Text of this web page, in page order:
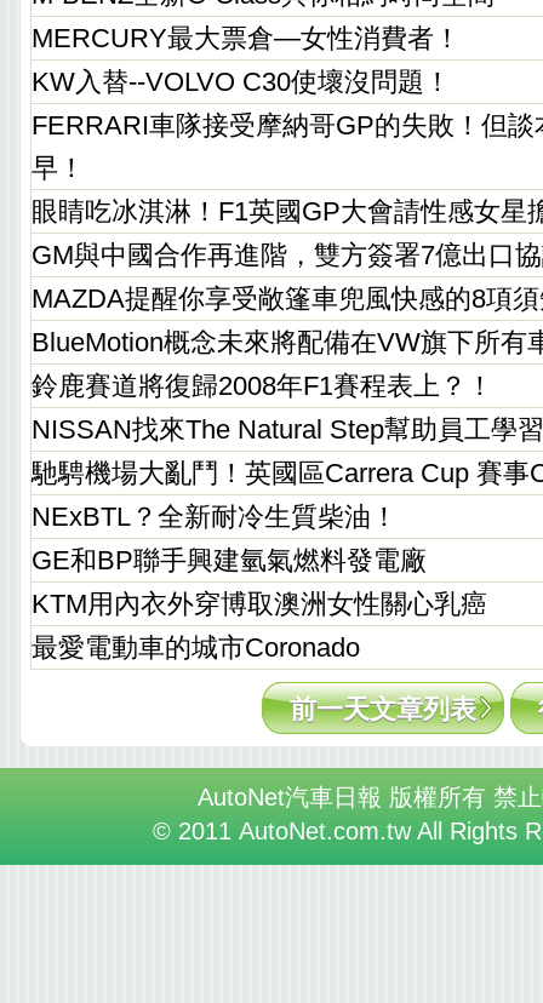
MERCURY最大票倉—女性消費者！
KW入替--VOLVO C30使壞沒問題！
FERRARI車隊接受摩納哥GP的失敗！但
早！
眼睛吃冰淇淋！F1英國GP大會請性感女星
GM與中國合作再進階，雙方簽署7億出口
MAZDA提醒你享受敞篷車兜風快感的8項
BlueMotion概念未來將配備在VW旗下所有
鈴鹿賽道將復歸2008年F1賽程表上？！
NISSAN找來The Natural Step幫助員工學
馳騁機場大亂鬥！英國區Carrera Cup 賽事
NExBTL？全新耐冷生質柴油！
GE和BP聯手興建氫氣燃料發電廠
KTM用內衣外穿博取澳洲女性關心乳癌
最愛電動車的城市Coronado
前一天文章列表
AutoNet汽車日報 版權所有 禁
© 2011 AutoNet.com.tw All Rights